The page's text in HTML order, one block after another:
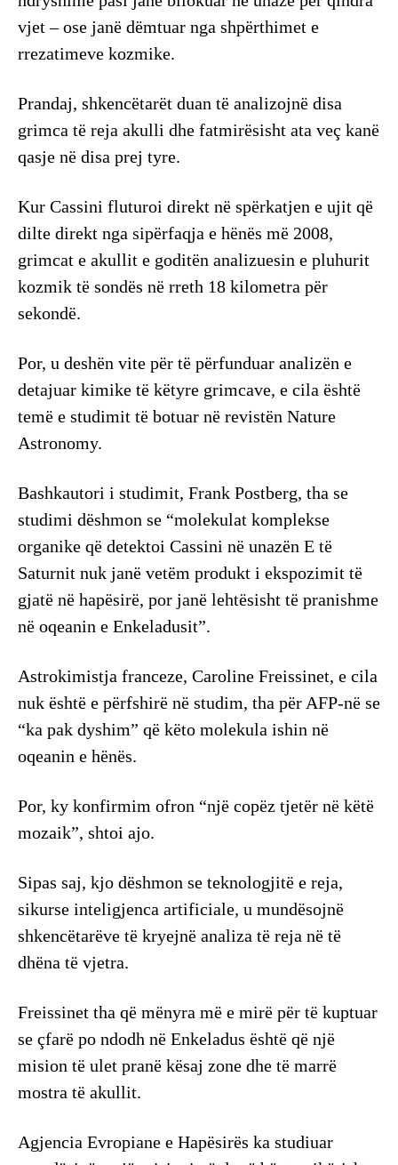
vjet – ose janë dëmtuar nga shpërthimet e
rrezatimeve kozmike.
Prandaj, shkencëtarët duan të analizojnë disa
grimca të reja akulli dhe fatmirësisht ata veç kanë
qasje në disa prej tyre.
Kur Cassini fluturoi direkt në spërkatjen e ujit që
dilte direkt nga sipërfaqja e hënës më 2008,
grimcat e akullit e goditën analizuesin e pluhurit
kozmik të sondës në rreth 18 kilometra për
sekondë.
Por, u deshën vite për të përfunduar analizën e
detajuar kimike të këtyre grimcave, e cila është
temë e studimit të botuar në revistën Nature
Astronomy.
Bashkautori i studimit, Frank Postberg, tha se
studimi dëshmon se “molekulat komplekse
organike që detektoi Cassini në unazën E të
Saturnit nuk janë vetëm produkt i ekspozimit të
gjatë në hapësirë, por janë lehtësisht të pranishme
në oqeanin e Enkeladusit”.
Astrokimistja franceze, Caroline Freissinet, e cila
nuk është e përfshirë në studim, tha për AFP-në se
“ka pak dyshim” që këto molekula ishin në
oqeanin e hënës.
Por, ky konfirmim ofron “një copëz tjetër në këtë
mozaik”, shtoi ajo.
Sipas saj, kjo dëshmon se teknologjitë e reja,
sikurse inteligjenca artificiale, u mundësojnë
shkencëtarëve të kryejnë analiza të reja në të
dhëna të vjetra.
Freissinet tha që mënyra më e mirë për të kuptuar
se çfarë po ndodh në Enkeladus është që një
mision të ulet pranë kësaj zone dhe të marrë
mostra të akullit.
Agjencia Evropiane e Hapësirës ka studiuar